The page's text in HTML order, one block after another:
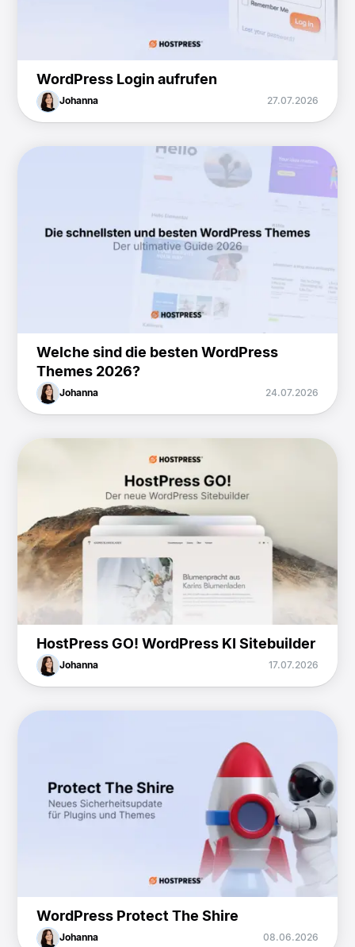
WordPress Login aufrufen
Johanna 27.07.2026
Welche sind die besten WordPress
Themes 2026?
Johanna 24.07.2026
HostPress GO! WordPress KI Sitebuilder
Johanna 17.07.2026
WordPress Protect The Shire
Johanna 08.06.2026